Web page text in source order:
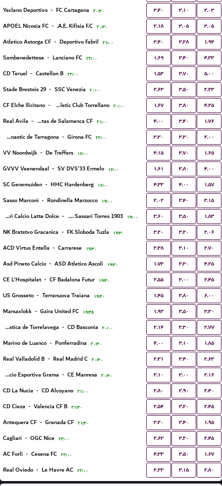
Yeclano Deportivo - FC Cartagena ۲۰:۳۰ ۳.۴۰ ۳.۱۰ ۲.۰۳
APOEL Nicosia FC - A.E. Kifisia F.C. ۲۰:۳۰ ۲.۱۸ ۳.۰۵ ۳.۰۵
Atletico Astorga CF - Deportivo Fabril ۲۱:۰۰ ۳.۴۰ ۳.۲۸ ۱.۹۴
Sambenedettese - Lanciano FC ۲۲:۰۰ ۱.۶۹ ۳.۴۰ ۴.۳۳
CD Teruel - Castellon B ۲۲:۰۰ ۱.۵۳ ۳.۷۰ ۵.۰۰
Stade Brestois 29 - SSC Venezia ۲۰:۰۰ ۲.۶۳ ۳.۵۰ ۲.۲۳
CF Elche Ilicitano - Athletic Club Torrellano ۲۰:۰۰ ۱.۶۷ ۳.۸۰ ۴.۲۵
Real Avila - Unionistas de Salamanca CF ۲۱:۰۰ ۴.۰۰ ۳.۴۰ ۱.۷۶
Gimnastic de Tarragona - Girona FC ۲۲:۰۰ ۳.۳۰ ۳.۳۰ ۲.۰۰
VV Noordwijk - De Treffers ۱۶:۰۰ ۴.۱۵ ۳.۷۰ ۱.۶۵
GVVV Veenendaal - SV DVS'33 Ermelo ۱۶:۰۰ ۱.۶۱ ۳.۸۰ ۴.۰۰
SC Genemuiden - HHC Hardenberg ۱۶:۰۰ ۴.۳۳ ۴.۰۰ ۱.۵۷
Sasso Marconi - Rondinella Marzocco ۱۹:۰۰ ۲.۰۲ ۳.۴۰ ۳.۱۵
Sassari Calcio Latte Dolce - S.E.F. Sassari Torres 1903 ۱۹:۰۰ ۳.۶۰ ۳.۵۰ ۱.۸۳
NK Bratstvo Gracanica - FK Sloboda Tuzla ۱۹:۳۰ ۳.۲۰ ۳.۲۰ ۲.۰۶
ACD Virtus Entella - Carrarese ۱۹:۳۰ ۲.۳۸ ۳.۱۰ ۲.۷۰
Asd Pineto Calcio - ASD Atletico Ascoli ۱۹:۳۰ ۱.۷۳ ۳.۳۰ ۴.۲۵
CE L'Hospitalet - CF Badalona Futur ۱۹:۳۰ ۲.۵۵ ۳.۰۰ ۲.۴۵
US Grosseto - Terranuova Traiana ۱۹:۳۰ ۱.۴۵ ۳.۸۰ ۶.۰۰
Marsaxlokk - Gzira United FC ۱۹:۴۵ ۱.۹۳ ۳.۵۰ ۳.۳۰
Gimnastica de Torrelavega - CD Basconia ۲۰:۰۰ ۲.۱۴ ۳.۳۰ ۲.۷۷
Marino de Luanco - Ponferradina ۲۰:۳۰ ۴.۰۰ ۳.۱۰ ۱.۸۵
Real Valladolid B - Real Madrid C ۲۰:۳۰ ۲.۳۱ ۳.۴۰ ۲.۶۳
Fundacio Esportiva Grama - CE Manresa ۲۰:۳۰ ۳.۱۰ ۳.۰۰ ۲.۱۶
CD La Nucia - CD Alcoyano ۲۱:۰۰ ۲.۸۰ ۲.۹۰ ۲.۴۰
CD Cieza - Valencia CF B ۲۱:۳۰ ۲.۵۴ ۳.۲۰ ۲.۴۵
Antequera CF - Granada CF ۲۱:۳۰ ۳.۲۰ ۳.۴۰ ۱.۹۵
Cagliari - OGC Nice ۲۲:۰۰ ۲.۶۳ ۳.۲۰ ۲.۴۵
AC Forli - Cesena FC ۲۲:۰۰ ۴.۳۳ ۳.۵۰ ۱.۶۷
Real Oviedo - Le Havre AC ۲۲:۰۰ ۲.۲۳ ۳.۱۵ ۲.۸۰